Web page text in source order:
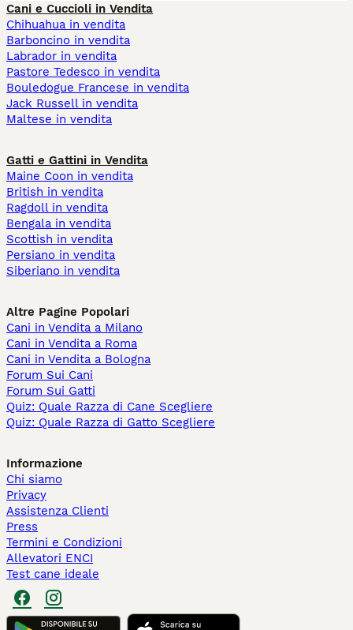
Cani e Cuccioli in Vendita
Chihuahua in vendita
Barboncino in vendita
Labrador in vendita
Pastore Tedesco in vendita
Bouledogue Francese in vendita
Jack Russell in vendita
Maltese in vendita
Gatti e Gattini in Vendita
Maine Coon in vendita
British in vendita
Ragdoll in vendita
Bengala in vendita
Scottish in vendita
Persiano in vendita
Siberiano in vendita
Altre Pagine Popolari
Cani in Vendita a Milano
Cani in Vendita a Roma
Cani in Vendita a Bologna
Forum Sui Cani
Forum Sui Gatti
Quiz: Quale Razza di Cane Scegliere
Quiz: Quale Razza di Gatto Scegliere
Informazione
Chi siamo
Privacy
Assistenza Clienti
Press
Termini e Condizioni
Allevatori ENCI
Test cane ideale